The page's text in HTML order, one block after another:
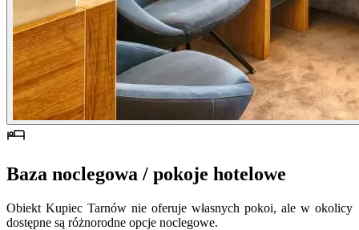
Baza noclegowa / pokoje hotelowe
Obiekt Kupiec Tarnów nie oferuje własnych pokoi, ale w okolicy
dostępne są różnorodne opcje noclegowe.